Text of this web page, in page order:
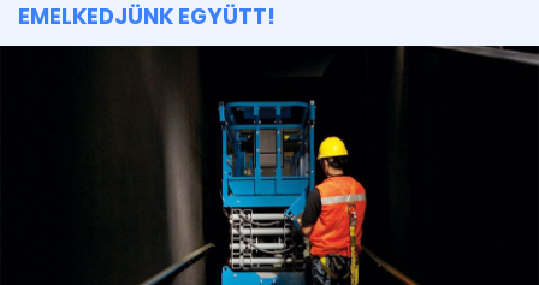
EMELKEDJÜNK EGYÜTT!